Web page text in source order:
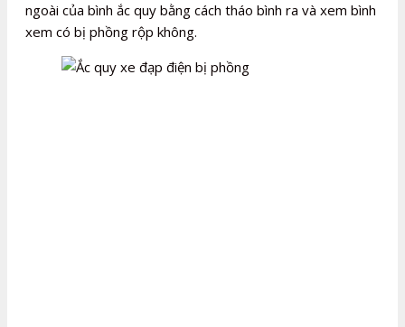
ngoài của bình ắc quy bằng cách tháo bình ra và xem bình
xem có bị phồng rộp không.